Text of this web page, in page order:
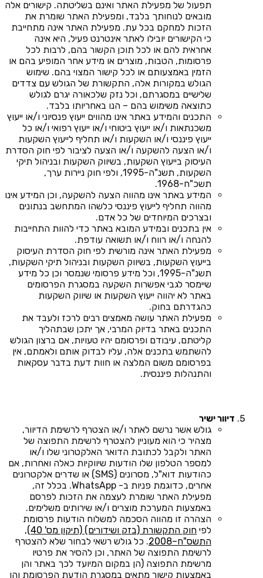
תפעול של מפעילת האתר ואינם בשליטתה. קישורים אלה
מובאים לנוחותך בלבד, ומפעילת האתר שומרת את
הזכות למחקם בכל עת. מפעילת האתר אינה מתחייבת
כי הקישורים יובילו לאתר אינטרנט פעיל, היא אינה
אחראית להם או לכל תוכן הקשור בהם, לרבות לכל
פרסומות, הטבות, מוצרים או מידע אחר המופיע בהם או
הזמין באמצעותם או לכל קישור המצוי בהם. שימוש
הגולש במקורות אלה, התקשורת של הגולש עם צדדים
שלישיים במסגרתם, וכל נזק שלכאורה יגרם לגולש
כתוצאה משימוש בהם – הנו באחריותו בלבד.
התכנים והמידע באתר אינו מהווים ייעוץ פנסיוני ו/או ייעוץ
משכנתאות ו/או ייעוץ ביטוחי ו/או ייעוץ רפואי ו/או כל
ייעוץ פיננסי ו/או השקעות ו/או תחליף לייעוץ השקעות
ו/או הצעה להשקעה ו/או הצעה לציבור לפי חוק הסדרת
העיסוק בייעוץ השקעות, בשיווק השקעות ובניהול תיקי
השקעות, תשנ"ה-1995, ולפי חוק ניירות ערך,
תשכ"ח-1968.
המידע באתר אינו מהווה הצעה להשקעה, וכן המידע אינו
מהווה תחליף לייעוץ פיננסי כלשהו המתחשב בנתונים
ובצרכים המיוחדים של כל אדם.
אין בתכנים ובמידע המובא באתר כדי להוות התחייבות
להנחה ו/או רווח ו/או תשואה עודפת.
מפעילת האתר אינה מורשית לפי חוק הסדרת העיסוק
בייעוץ השקעות, בשיווק השקעות ובניהול תיקי השקעות,
תשנ"ה-1995, וכל מידע פרסומי שנמסר וכן כל מידע
שיימסר לגבי אפשרות השקעה במסגרת הפרסומים
באתר לא יהווה ייעוץ השקעות או שיווק השקעות
כהגדרתם בחוק.
מפעילת האתר עושה מאמצים רבים לרכז ולעבד את
התכנים באתר בדיוק המרבי, אך יתכן שבתהליך
קליטתם, עיבודם ופרסומם יהיו טעויות, אם ברצון הגולש
להשתמש בתכנים אלה, עליו לבדוק אותם ולאמתם, אין
בפרסומם משום המלצה או חוות דעת בדבר עסקאות
והתנהלות פיננסית.
דיוור ישיר
גולש אשר נרשם לאתר ו/או הצטרף לרשימת הדיוור,
מצהיר כי הוא מעוניין להצטרף לרשימת התפוצה של
האתר ולקבל לכתובת הדואר האלקטרוני שלו ו/או
למספר הטלפון שלו הודעות שיווקיות כאלה ואחרות, אם
כהודעות דוא"ל, מסרונים (SMS) או שדרים אלקטרונים
אחרים, כדוגמת פניות ב- WhatsApp. בכלל זה,
מפעילת האתר שומרת לעצמה את הזכות לפרסם
באמצעות המערכת מוצרים ו/או שירותים משלימים.
הצהרה זו מהווה הסכמה למשלוח הודעות פרסומת
לפי
חוק התקשורת (בזק ושידורים) (תיקון מס' 40),
התשס"ח–2008
. כל גולש רשאי לבחור שלא להצטרף
לרשימת התפוצה של האתר, וכן להסיר את פרטיו
מרשימת התפוצה (הן במקום המיועד לכך באתר והן
באמצעות קישור מתאים במסגרת הודעת הפרסומת והן